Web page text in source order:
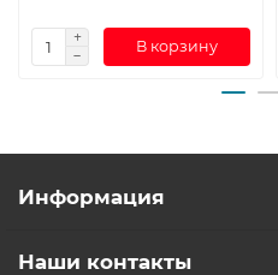
В корзину
Информация
Наши контакты